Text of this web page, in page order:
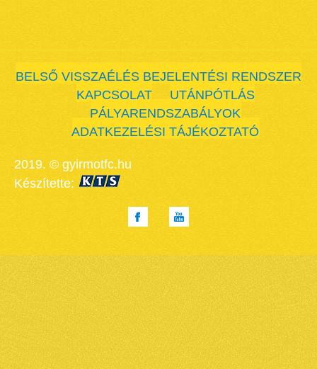
BELSŐ VISSZAÉLÉS BEJELENTÉSI RENDSZER
KAPCSOLAT
UTÁNPÓTLÁS
PÁLYARENDSZABÁLYOK
ADATKEZELÉSI TÁJÉKOZTATÓ
2019. © gyirmotfc.hu
Készítette: